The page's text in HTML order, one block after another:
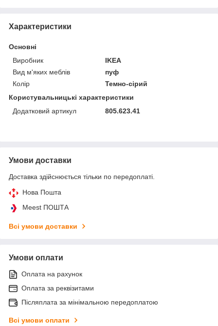
Характеристики
Основні
Виробник
IKEA
Вид м'яких меблів
пуф
Колір
Темно-сірий
Користувальницькі характеристики
Додатковий артикул
805.623.41
Умови доставки
Доставка здійснюється тільки по передоплаті.
Нова Пошта
Meest ПОШТА
Всі умови доставки
Умови оплати
Оплата на рахунок
Оплата за реквізитами
Післяплата за мінімальною передоплатою
Всі умови оплати